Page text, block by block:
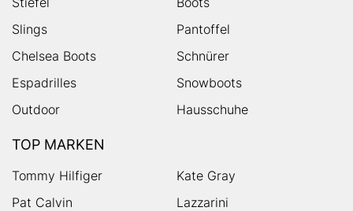
Slings
Pantoffel
Chelsea Boots
Schnürer
Espadrilles
Snowboots
Outdoor
Hausschuhe
TOP MARKEN
Tommy Hilfiger
Kate Gray
Pat Calvin
Lazzarini